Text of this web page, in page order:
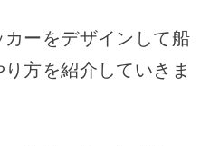
ーをデザインして船
方を紹介していきま